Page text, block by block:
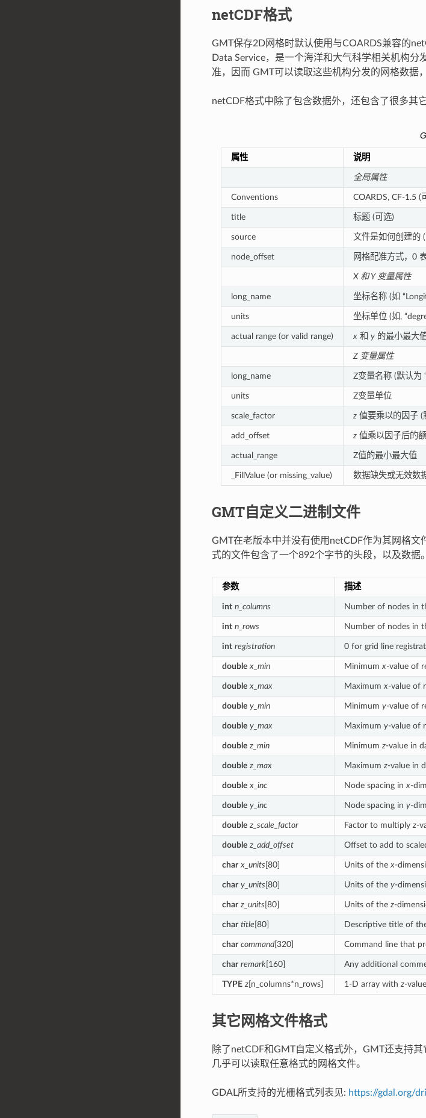
netCDF格式
GMT保存2D网格时默认使用与COARDS兼容的
Data Service，是一个海洋和大气科学相关机构
准，因而 GMT可以读取这些机构分发的网格数据
netCDF格式中除了包含数据外，还包含了很多其它
属性 说明
全局属性
Conventions COARDS, CF-1.5 (
title 标题 (可选)
source 文件是如何创建的
node_offset 网格配准方式，0
X 和 Y 变量属性
long_name 坐标名称 (如
units 坐标单位 (如,
actual range (or valid range) x 和 y 的最小最大
Z 变量属性
long_name Z变量名称 (默认为
units Z变量单位
scale_factor z 值要乘以的因子 (
add_offset z 值乘以因子后的
actual_range Z值的最小最大值
_FillValue (or missing_value) 数据缺失或无效数
GMT自定义二进制文件
GMT在老版本中并没有使用netCDF作为其网格
式的文件包含了一个892个字节的头段，以及数据
参数 描述
int n_columns Number of nodes in
int n_rows Number of nodes in
int registration 0 for grid line
double x_min Minimumx-value of
double x_max Maximum x-value of
double y_min Minimum y-value of
double y_max Maximum y-value of
double z_min Minimum z-value in
double z_max Maximum z-value in
double x_inc Node spacing inx-
double y_inc Node spacing in y-
double z_scale_factor Factor to multiply z-
double z_add_offset Offset to add to
char x_units [80] Units of thex-
char y_units [80] Units of the y-
char z_units [80] Units of the z-
char title [80] Descriptive title of
char command[320] Command line that
char remark[160] Any additional
TYPE z[n_columns*n_rows] 1-D array with z-
其它网格文件格式
除了netCDF和GMT自定义格式外，GMT还支持
几乎可以读取任意格式的网格文件。
GDAL所支持的光栅格式列表见: https://gdal.org/